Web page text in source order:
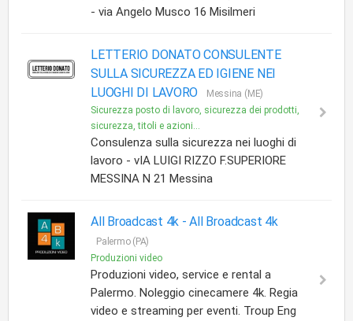
- via Angelo Musco 16 Misilmeri
LETTERIO DONATO CONSULENTE
SULLA SICUREZZA ED IGIENE NEI
LUOGHI DI LAVORO
Messina (ME)
Sicurezza posto di lavoro, sicurezza dei prodotti,
sicurezza, titoli e azioni...
Consulenza sulla sicurezza nei luoghi di
lavoro - vIA LUIGI RIZZO F.SUPERIORE
MESSINA N 21 Messina
All Broadcast 4k -All Broadcast 4k
Palermo (PA)
Produzioni video
Produzioni video, service e rental a
Palermo. Noleggio cinecamere 4k. Regia
video e streaming per eventi. Troup Eng